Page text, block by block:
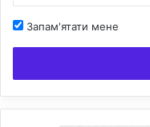
Запам'ятати мене